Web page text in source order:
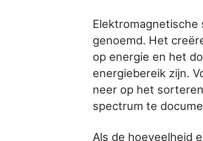
Elektromagnetische
genoemd. Het
op energie en het
energiebereik zijn.
neer op het
spectrum te
Als de hoeveelheid